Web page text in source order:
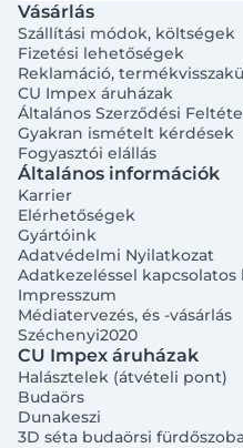
Vásárlás
Szállítási módok, költségek
Fizetési lehetőségek
Reklamáció,
CU Impex áruházak
Általános Szerződési
Gyakran ismételt kérdések
Fogyasztói elállás
Általános információk
Karrier
Elérhetőségek
Gyártóink
Adatvédelmi Nyilatkozat
Adatkezeléssel
Impresszum
Médiatervezés, és -vásárlás
Széchenyi2020
CU Impex áruházak
Halásztelek (átvételi pont)
Budaörs
Dunakeszi
3D séta budaörsi